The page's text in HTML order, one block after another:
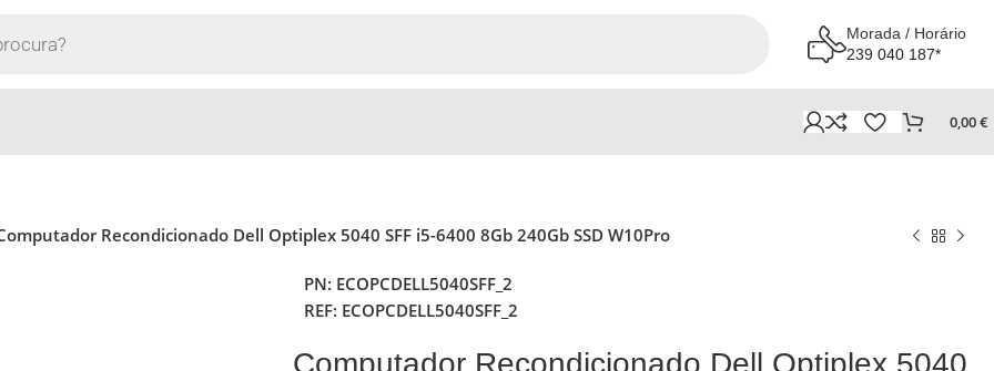
Morada / Horário
239 040 187*
0,00€
Recondicionado Dell Optiplex 5040 SFF i5-6400 8Gb 240Gb SSD W10Pro
PN: ECOPCDELL5040SFF_2
REF: ECOPCDELL5040SFF_2
Computador Recondicionado Dell Optiplex 5040